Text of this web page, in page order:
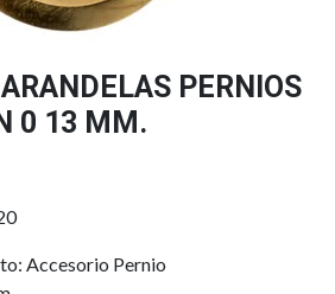
PERNIOS
0 13 MM.
Accesorio Pernio